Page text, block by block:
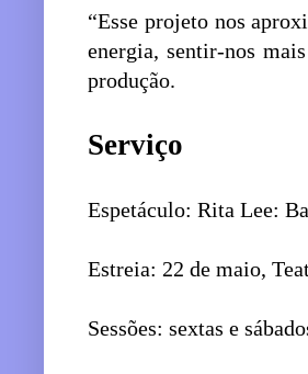
“Esse projeto nos
energia, sentir-nos
produção.
Serviço
Espetáculo: Rita Lee:
Estreia: 22 de maio,
Sessões: sextas e